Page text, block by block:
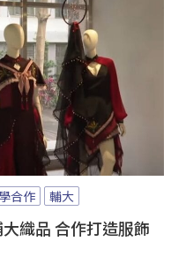
合作 輔大
織品 合作打造服飾